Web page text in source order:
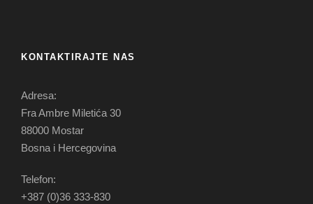
KONTAKTIRAJTE NAS
Adresa:
Fra Ambre Miletića 30
88000 Mostar
Bosna i Hercegovina
Telefon:
+387 (0)36 333-830